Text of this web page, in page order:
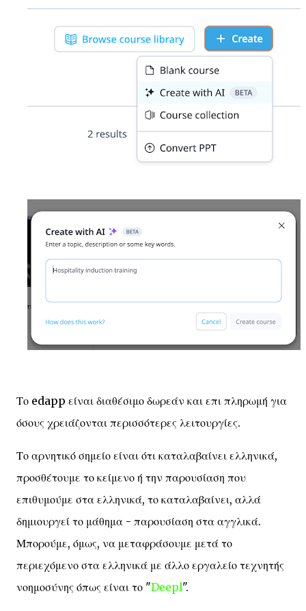
Το edapp είναι διαθέσιμο δωρεάν και επι πληρωμή για
όσους χρειάζονται περισσότερες λειτουργίες.
Το αρνητικό σημείο είναι ότι καταλαβαίνει ελληνικά,
προσθέτουμε το κείμενο ή την παρουσίαση που
επιθυμούμε στα ελληνικά, το καταλαβαίνει, αλλά
δημιουργεί το μάθημα - παρουσίαση στα αγγλικά.
Μπορούμε, όμως, να μεταφράσουμε μετά το
περιεχόμενο στα ελληνικά με άλλο εργαλείο τεχνητής
νοημοσύνης όπως είναι το "Deepl".